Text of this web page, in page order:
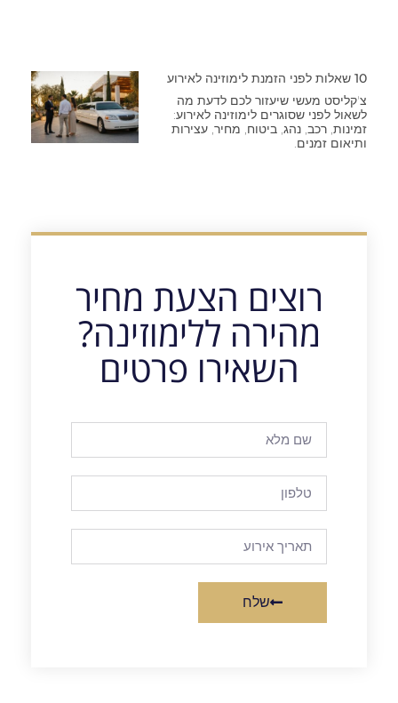
10 שאלות לפני הזמנת לימוזינה לאירוע
צ'קליסט מעשי שיעזור לכם לדעת מה
לשאול לפני שסוגרים לימוזינה לאירוע:
זמינות, רכב, נהג, ביטוח, מחיר, עצירות
ותיאום זמנים.
רוצים הצעת מחיר
מהירה ללימוזינה?
השאירו פרטים
שלח